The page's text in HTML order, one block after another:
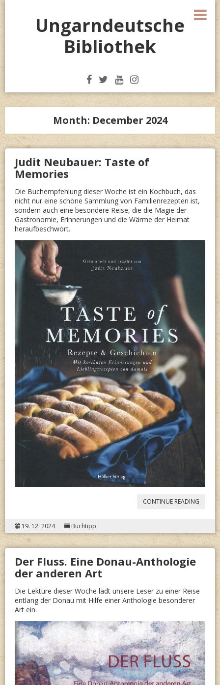
Skip
content
Ungarndeutsche
Bibliothek
Month: December 2024
Judit Neubauer: Taste of
Memories
Die Buchempfehlung dieser Woche ist ein Kochbuch, das
nicht nur eine schöne Sammlung von Familienrezepten ist,
sondern auch eine besondere Reise, die die Magie der
Gastronomie, Erinnerungen und die Wärme der Heimat
heraufbeschwört.
CONTINUE READING
JUDIT
TASTE
OF
19. 12. 2024 Buchtipp
Der Fluss. Eine Donau-Anthologie
der anderen Art
Die Lektüre dieser Woche lädt unsere Leser zu einer Reise
entlang der Donau mit Hilfe einer Anthologie besonderer
Art ein.